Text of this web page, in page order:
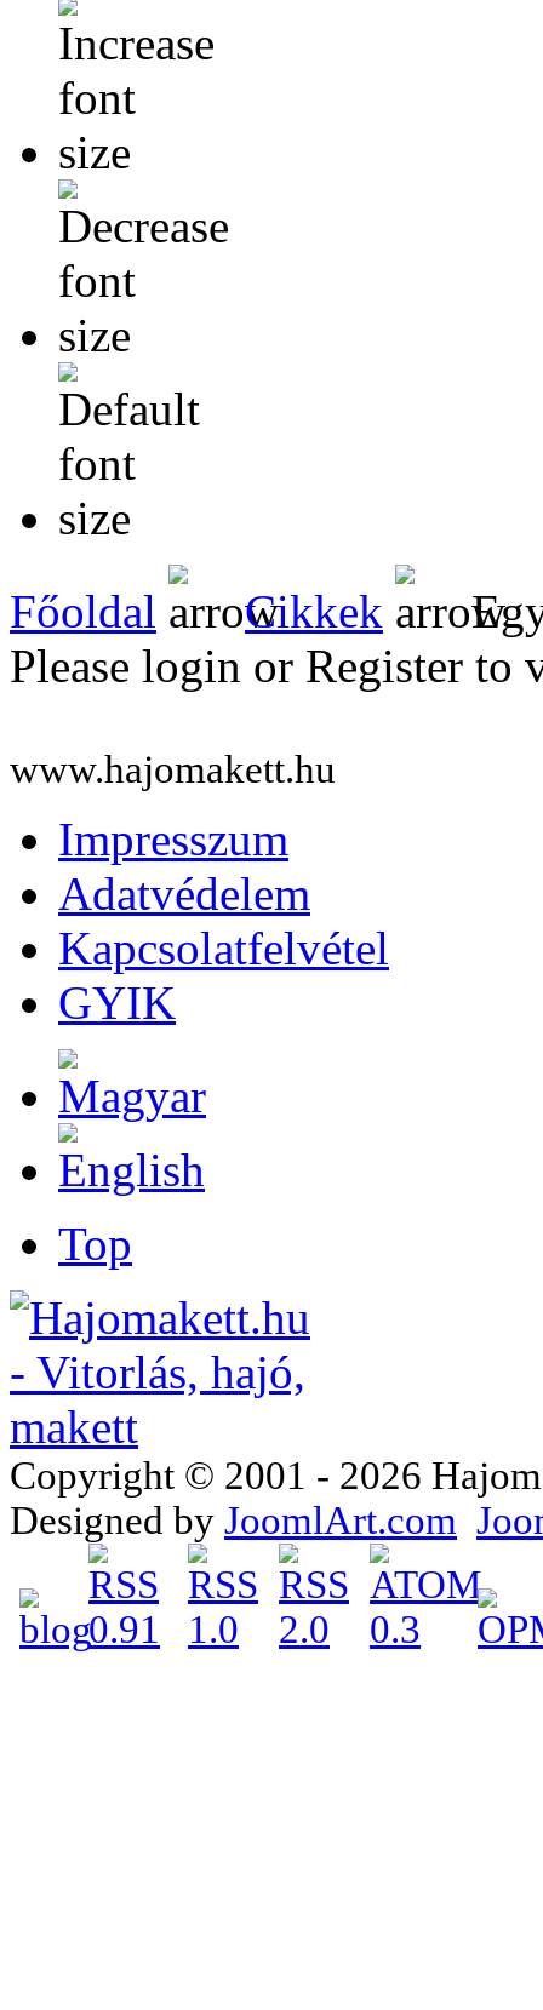
Főoldal Cikkek
Please login or Register to
www.hajomakett.hu
Impresszum
Adatvédelem
Kapcsolatfelvétel
GYIK
Top
Copyright © 2001 - 2026
Designed by JoomlArt.com